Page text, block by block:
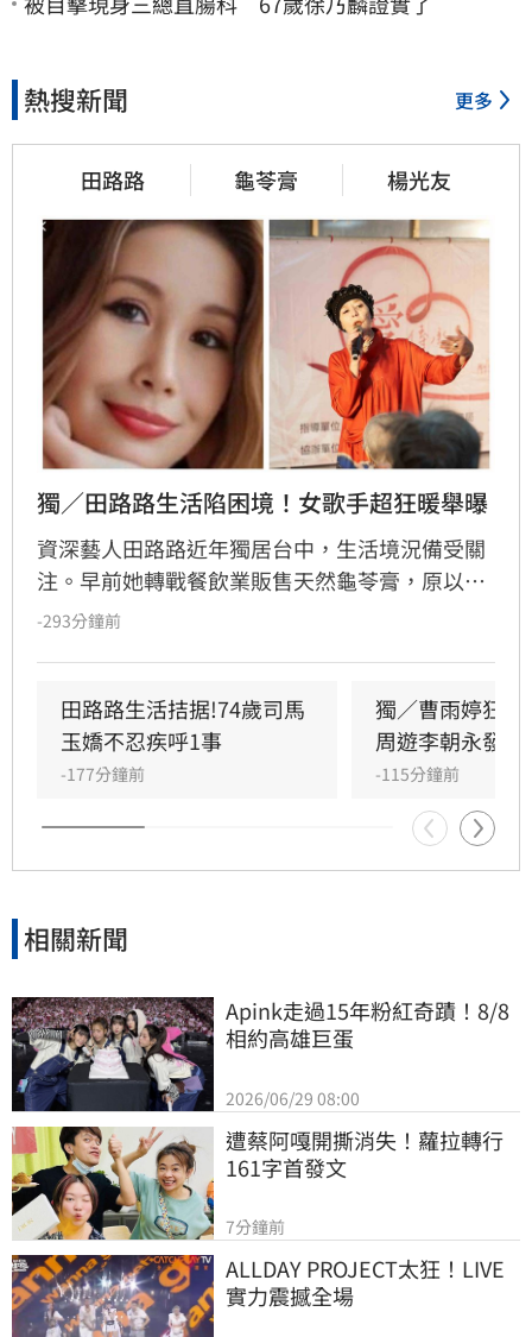
熱搜新聞 更多
田路路 龜苓膏 楊光友
獨／田路路生活陷困境！女歌手超狂暖舉曝
資深藝人田路路近年獨居台中，生活境況備受關
注。早前她轉戰餐飲業販售天然龜苓膏，原以為
事業漸入佳境，卻因身體狀況欠佳及腳傷復發，
優先處理私人事務並調養身體。長期相挺的歌手
乾妹奕君也證實此消息。
-293分鐘前
田路路生活拮据!74歲司馬
玉嬌不忍疾呼1事
-177分鐘前
獨／曹雨婷狂
周遊李朝永發聲
-115分鐘前
相關新聞
Apink走過15年粉紅奇蹟！8/8
相約高雄巨蛋
2026/06/29 08:00
遭蔡阿嘎開撕消失！蘿拉轉行
161字首發文
7分鐘前
ALLDAY PROJECT太狂！LIVE
實力震撼全場